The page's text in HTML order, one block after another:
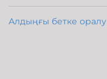
Алдыңғы бетке оралу